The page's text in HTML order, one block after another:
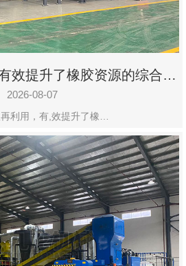
效提升了橡胶资源的综合利
用率
2026-08-07
利用，有,效提升了橡…